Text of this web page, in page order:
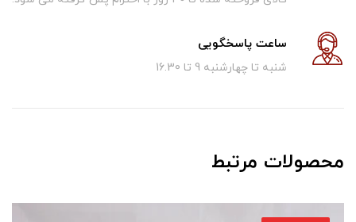
ساعت پاسخگویی
شنبه تا چهارشنبه 9 تا 16.30
محصولات مرتبط